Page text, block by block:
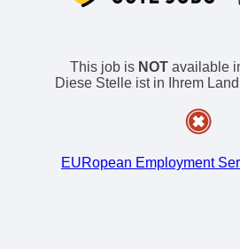
This job is NOTavailable
Diese Stelle ist in Ihrem Land
EURopean Employment